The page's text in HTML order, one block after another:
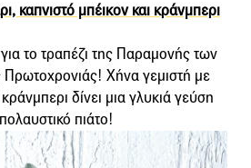
καπνιστό μπέικον και κράνμπερι
το τραπέζι της Παραμονής των
Πρωτοχρονιάς! Χήνα γεμιστή με
δίνει μια γλυκιά γεύση
πιάτο!